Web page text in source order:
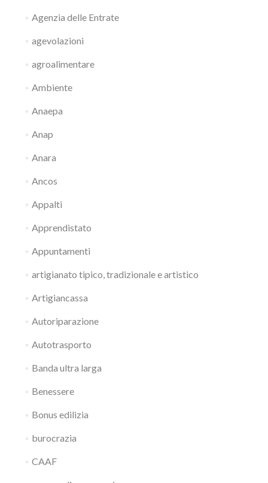
Agenzia delle Entrate
agevolazioni
agroalimentare
Ambiente
Anaepa
Anap
Anara
Ancos
Appalti
Apprendistato
Appuntamenti
artigianato tipico, tradizionale e artistico
Artigiancassa
Autoriparazione
Autotrasporto
Banda ultra larga
Benessere
Bonus edilizia
burocrazia
CAAF